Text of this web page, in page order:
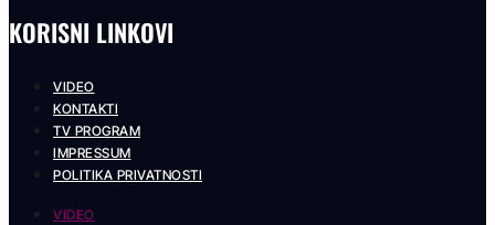
KORISNI LINKOVI
VIDEO
KONTAKTI
TV PROGRAM
IMPRESSUM
POLITIKA PRIVATNOSTI
VIDEO